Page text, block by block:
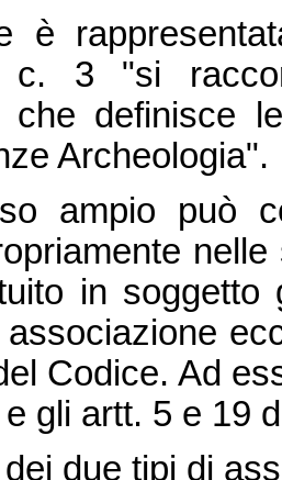
è
c. 3 "si
che definisce
Archeologia".
ampio può
in
associazione
Codice. Ad
gli artt. 5 e 19
due tipi di